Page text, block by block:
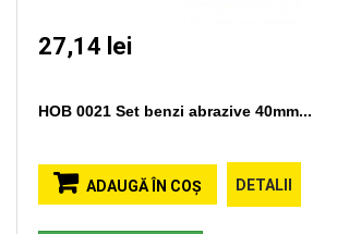
27,14 lei
HOB 0021 Set benzi abrazive 40mm...
ADAUGĂ ÎN COŞ DETALII